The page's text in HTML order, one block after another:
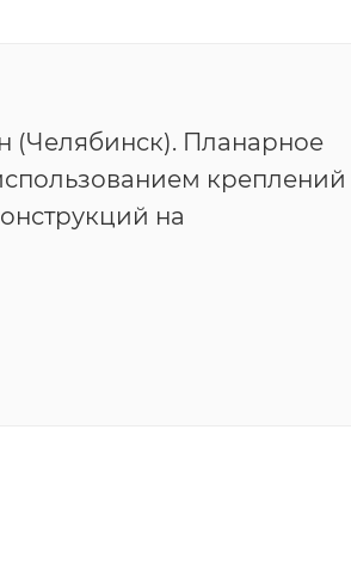
(Челябинск). Планарное
креплений
на